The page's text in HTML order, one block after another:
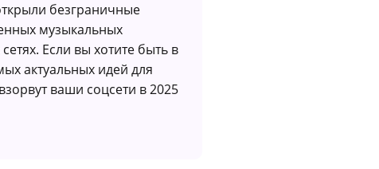
безграничные
музыкальных
Если вы хотите быть в
актуальных идей для
ваши соцсети в 2025